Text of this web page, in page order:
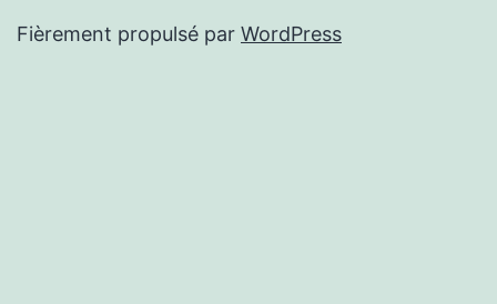
Fièrement propulsé par WordPress